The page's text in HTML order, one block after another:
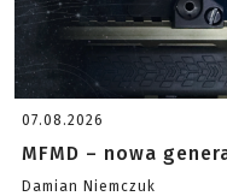
07.08.2026
MFMD – nowa
Damian Niemczuk